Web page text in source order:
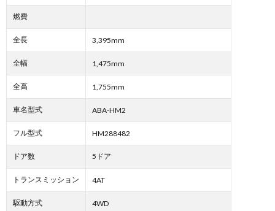
燃費
全長 3,395mm
全幅 1,475mm
全高 1,755mm
車名型式 ABA-HM2
フル型式 HM288482
ドア数 5ドア
トランスミッション 4AT
駆動方式 4WD